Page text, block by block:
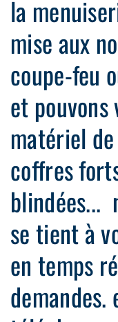
la
mise aux
coupe-feu
et pouvons
matériel
coffres
blindées...
se tient à
en temps